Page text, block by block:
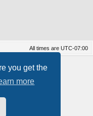
you get the
more
All times are UTC-07:00
© phpBB Limited
data center